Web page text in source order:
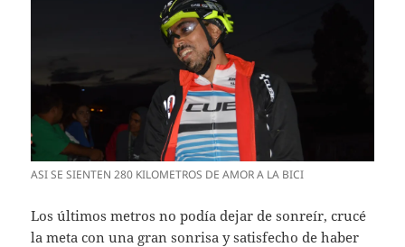
ASI SE SIENTEN 280 KILOMETROS DE AMOR A LA BICI
Los últimos metros no podía dejar de sonreír, crucé
la meta con una gran sonrisa y satisfecho de haber